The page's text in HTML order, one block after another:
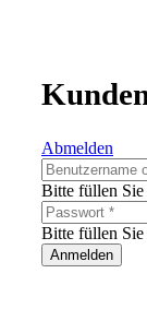
Abmelden
Bitte füllen Sie
Bitte füllen Sie
Anmelden